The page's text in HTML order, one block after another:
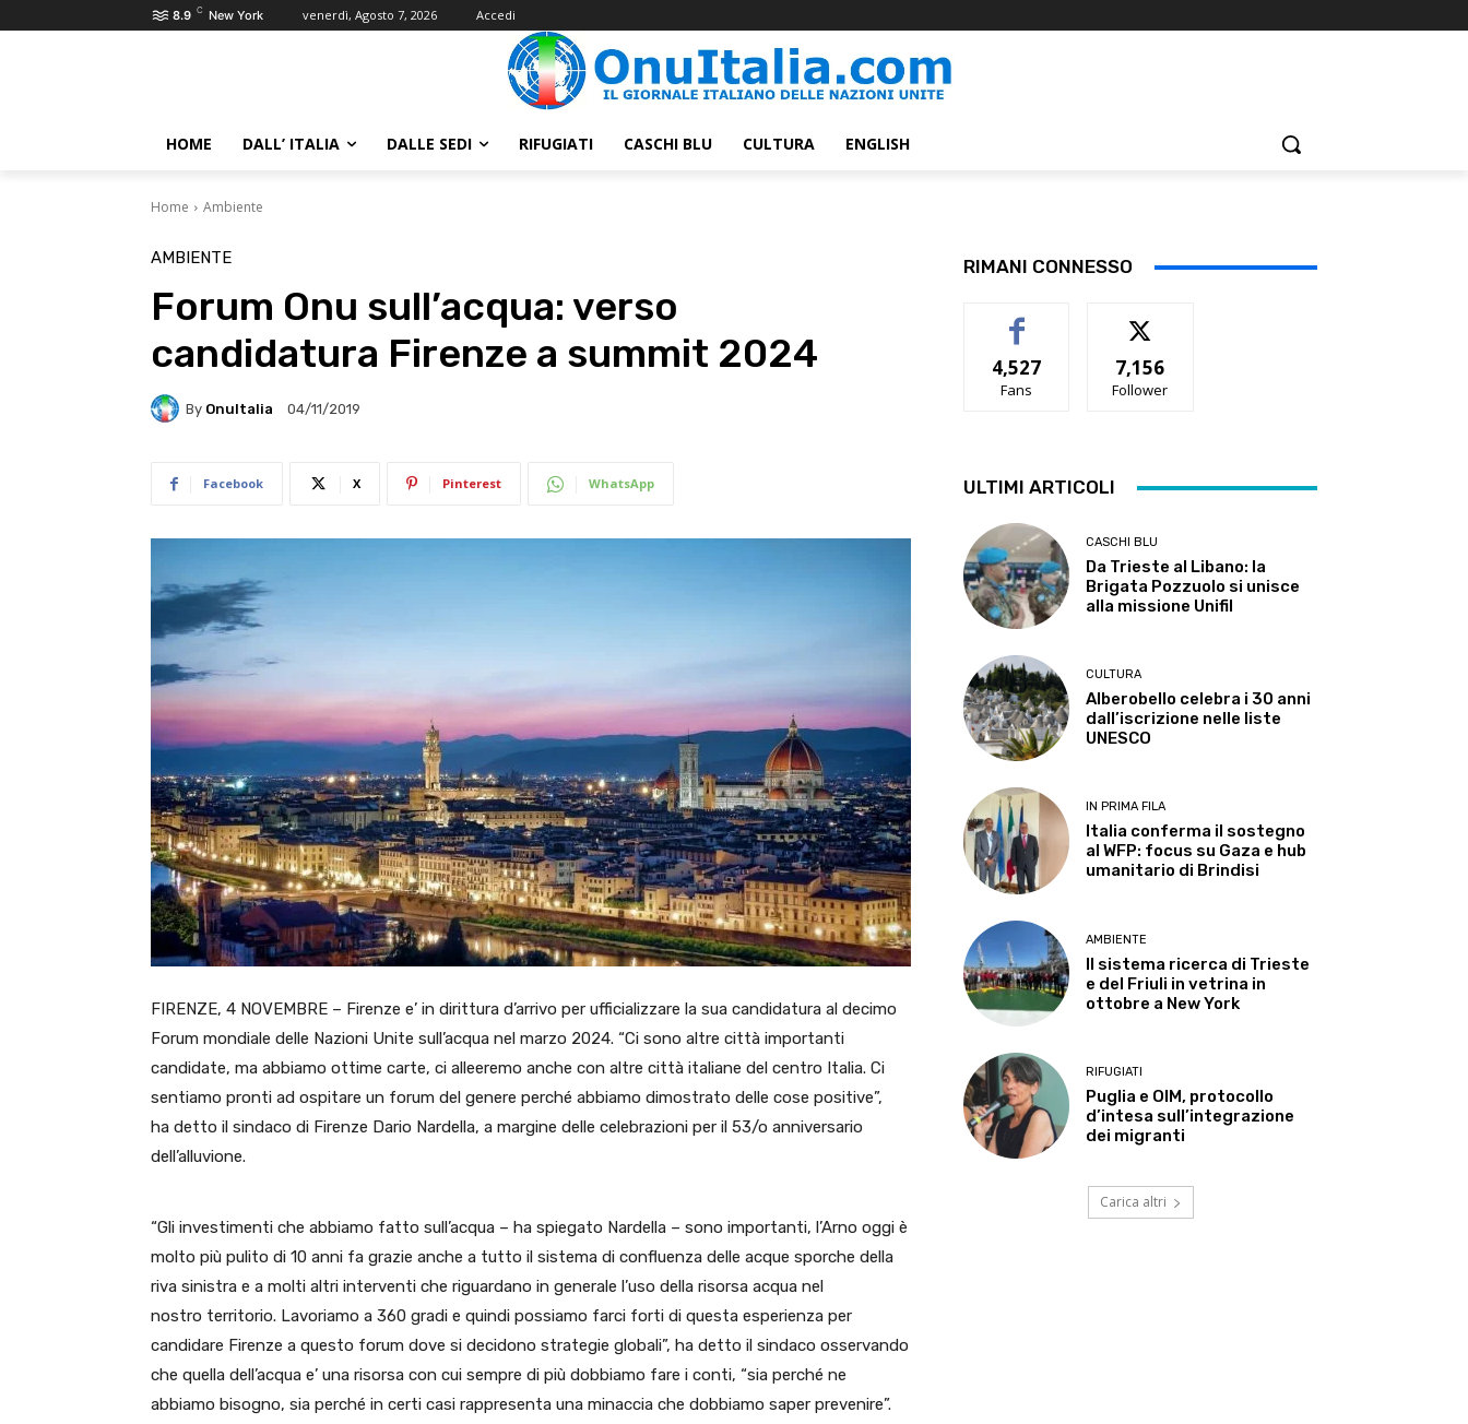
8.9 C New York venerdì, Agosto 7, 2026 Accedi
HOME DALL’ ITALIA DALLE SEDI RIFUGIATI CASCHI BLU CULTURA ENGLISH
Home Ambiente
AMBIENTE
Forum Onu sull’acqua: verso
candidatura Firenze a summit 2024
By OnuItalia 04/11/2019
Facebook X Pinterest WhatsApp
FIRENZE, 4 NOVEMBRE – Firenze e’ in dirittura d’arrivo per ufficializzare la sua candidatura al decimo
Forum mondiale delle Nazioni Unite sull’acqua nel marzo 2024. “Ci sono altre città importanti
candidate, ma abbiamo ottime carte, ci alleeremo anche con altre città italiane del centro Italia. Ci
sentiamo pronti ad ospitare un forum del genere perché abbiamo dimostrato delle cose positive”,
ha detto il sindaco di Firenze Dario Nardella, a margine delle celebrazioni per il 53/o anniversario
dell’alluvione.
“Gli investimenti che abbiamo fatto sull’acqua – ha spiegato Nardella – sono importanti, l’Arno oggi è
molto più pulito di 10 anni fa grazie anche a tutto il sistema di confluenza delle acque sporche della
riva sinistra e a molti altri interventi che riguardano in generale l’uso della risorsa acqua nel
nostro territorio. Lavoriamo a 360 gradi e quindi possiamo farci forti di questa esperienza per
candidare Firenze a questo forum dove si decidono strategie globali”, ha detto il sindaco osservando
che quella dell’acqua e’ una risorsa con cui sempre di più dobbiamo fare i conti, “sia perché ne
abbiamo bisogno, sia perché in certi casi rappresenta una minaccia che dobbiamo saper prevenire”.
RIMANI CONNESSO
4,527
Fans
7,156
Follower
ULTIMI ARTICOLI
CASCHI BLU
Da Trieste al Libano: la
Brigata Pozzuolo si unisce
alla missione Unifil
CULTURA
Alberobello celebra i 30 anni
dall’iscrizione nelle liste
UNESCO
IN PRIMA FILA
Italia conferma il sostegno
al WFP: focus su Gaza e hub
umanitario di Brindisi
AMBIENTE
Il sistema ricerca di Trieste
e del Friuli in vetrina in
ottobre a New York
RIFUGIATI
Puglia e OIM, protocollo
d’intesa sull’integrazione
dei migranti
Carica altri